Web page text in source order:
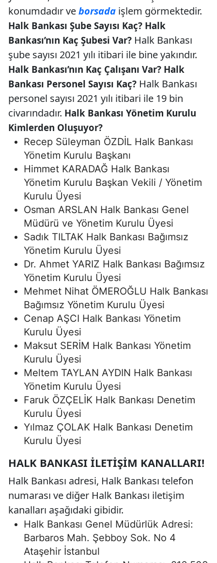
konumdadır veborsada işlem görmektedir.
Halk Bankası Şube Sayısı Kaç? Halk
Bankası’nın Kaç Şubesi Var? Halk Bankası
şube sayısı 2021 yılı itibari ile bine yakındır.
Halk Bankası’nın Kaç Çalışanı Var? Halk
Bankası Personel Sayısı Kaç? Halk Bankası
personel sayısı 2021 yılı itibari ile 19 bin
civarındadır. Halk Bankası Yönetim Kurulu
Kimlerden Oluşuyor?
Recep Süleyman ÖZDİL Halk Bankası
Yönetim Kurulu Başkanı
Himmet KARADAĞ Halk Bankası
Yönetim Kurulu Başkan Vekili / Yönetim
Kurulu Üyesi
Osman ARSLAN Halk Bankası Genel
Müdürü ve Yönetim Kurulu Üyesi
Sadık TILTAK Halk Bankası Bağımsız
Yönetim Kurulu Üyesi
Dr. Ahmet YARIZ Halk Bankası Bağımsız
Yönetim Kurulu Üyesi
Mehmet Nihat ÖMEROĞLU Halk Bankası
Bağımsız Yönetim Kurulu Üyesi
Cenap AŞCI Halk Bankası Yönetim
Kurulu Üyesi
Maksut SERİM Halk Bankası Yönetim
Kurulu Üyesi
Meltem TAYLAN AYDIN Halk Bankası
Yönetim Kurulu Üyesi
Faruk ÖZÇELİK Halk Bankası Denetim
Kurulu Üyesi
Yılmaz ÇOLAK Halk Bankası Denetim
Kurulu Üyesi
HALK BANKASI İLETIŞIM KANALLARI!
Halk Bankası adresi, Halk Bankası telefon
numarası ve diğer Halk Bankası iletişim
kanalları aşağıdaki gibidir.
Halk Bankası Genel Müdürlük Adresi:
Barbaros Mah. Şebboy Sok. No 4
Ataşehir İstanbul